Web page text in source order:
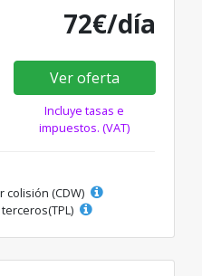
72€/día
Ver oferta
Incluye tasas e
impuestos. (VAT)
colisión (CDW)